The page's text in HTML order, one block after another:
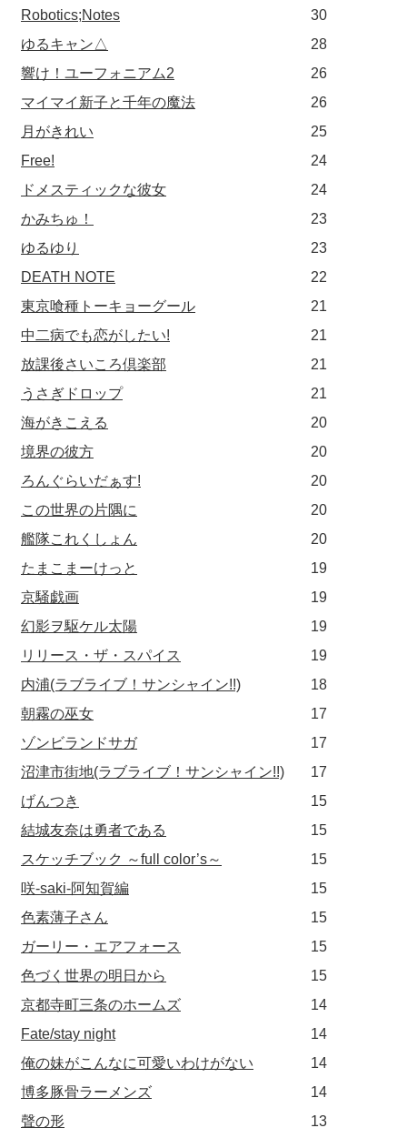
Robotics;Notes
30
ゆるキャン△
28
響け！ユーフォニアム2
26
マイマイ新子と千年の魔法
26
月がきれい
25
Free!
24
ドメスティックな彼女
24
かみちゅ！
23
ゆるゆり
23
DEATH NOTE
22
東京喰種トーキョーグール
21
中二病でも恋がしたい!
21
放課後さいころ倶楽部
21
うさぎドロップ
21
海がきこえる
20
境界の彼方
20
ろんぐらいだぁす!
20
この世界の片隅に
20
艦隊これくしょん
20
たまこまーけっと
19
京騒戯画
19
幻影ヲ駆ケル太陽
19
リリース・ザ・スパイス
19
内浦(ラブライブ！サンシャイン!!)
18
朝霧の巫女
17
ゾンビランドサガ
17
沼津市街地(ラブライブ！サンシャイン!!)
17
げんつき
15
結城友奈は勇者である
15
スケッチブック ～full color’s～
15
咲-saki-阿知賀編
15
色素薄子さん
15
ガーリー・エアフォース
15
色づく世界の明日から
15
京都寺町三条のホームズ
14
Fate/stay night
14
俺の妹がこんなに可愛いわけがない
14
博多豚骨ラーメンズ
14
聲の形
13